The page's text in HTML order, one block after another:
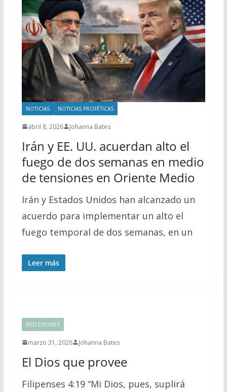
NOTICIAS NOTICIAS PROFÉTICAS
abril 8, 2026 Johanna Bates
Irán y EE. UU. acuerdan alto el
fuego de dos semanas en medio
de tensiones en Oriente Medio
Irán y Estados Unidos han alcanzado un
acuerdo para implementar un alto el
fuego temporal de dos semanas, en un
Leer más
REFLEXIONES
marzo 31, 2026 Johanna Bates
El Dios que provee
Filipenses 4:19 “Mi Dios, pues, suplirá